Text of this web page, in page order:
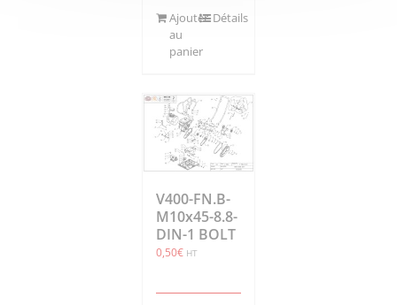
Ajouter
au
panier
Détails
V400-FN.B-
M10x45-8.8-
DIN-1 BOLT
0,50€ HT